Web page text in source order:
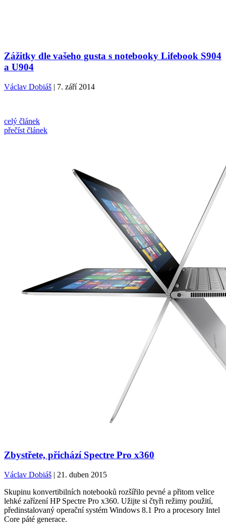
Zážitky dle vašeho gusta s notebooky Lifebook S904
a U904
Václav Dobiáš | 7. září 2014
celý článek
přečíst článek
Zbystřete, přichází Spectre Pro x360
Václav Dobiáš | 21. duben 2015
Skupinu konvertibilních notebooků rozšířilo pevné a přitom velice
lehké zařízení HP Spectre Pro x360. Užijte si čtyři režimy použití,
předinstalovaný operační systém Windows 8.1 Pro a procesory Intel
Core páté generace.